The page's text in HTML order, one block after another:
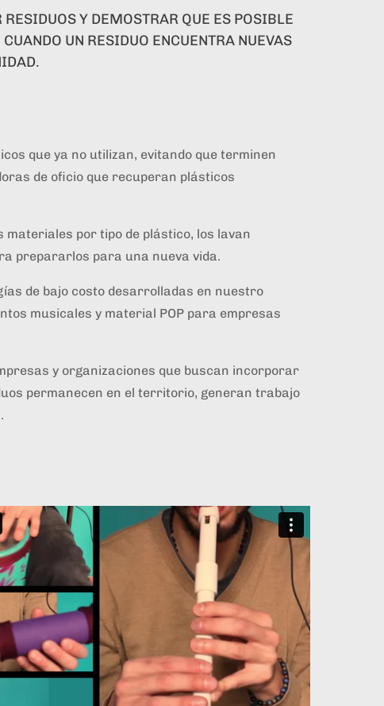
Y DEMOSTRAR QUE ES POSIBLE
UN RESIDUO ENCUENTRA NUEVAS
que ya no utilizan, evitando que terminen
de oficio que recuperan plásticos
por tipo de plástico, los lavan
prepararlos para una nueva vida.
de bajo costo desarrolladas en nuestro
musicales y material POP para empresas
y organizaciones que buscan incorporar
permanecen en el territorio, generan trabajo